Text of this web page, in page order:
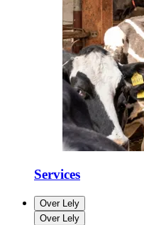
Services
Over Lely
Over Lely